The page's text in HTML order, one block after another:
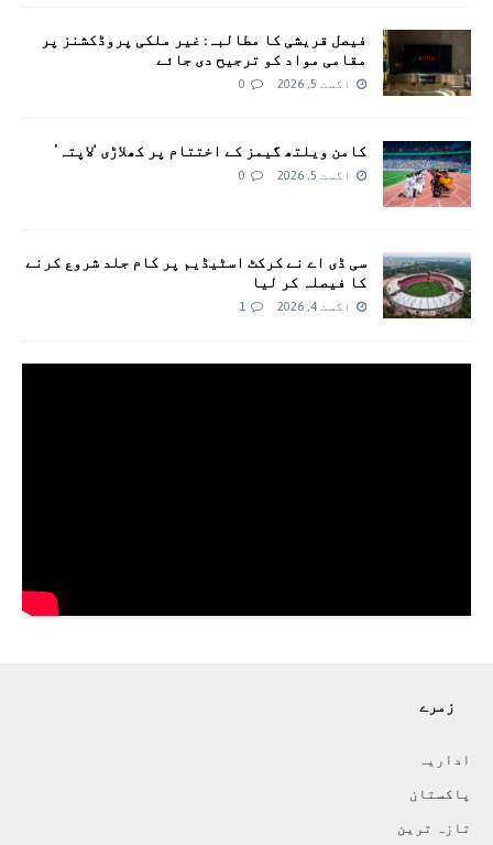
فیصل قریشی کا مطالبہ: غیر ملکی پروڈکشنز پر
مقامی مواد کو ترجیح دی جائے
اگست 5, 2026 0
کامن ویلتھ گیمز کے اختتام پر کھلاڑی ‘لاپتہ’
اگست 5, 2026 0
سی ڈی اے نے کرکٹ اسٹیڈیم پر کام جلد شروع کرنے
کا فیصلہ کر لیا
اگست 4, 2026 1
زمرے
اداريہ
پاکستان
تازہ ترين